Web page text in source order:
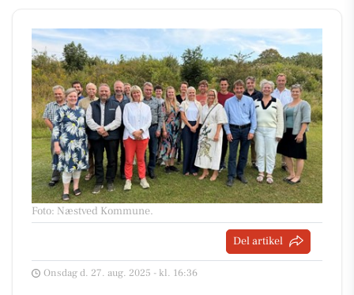
Foto: Næstved Kommune.
Del artikel
Onsdag d. 27. aug. 2025 - kl. 16:36